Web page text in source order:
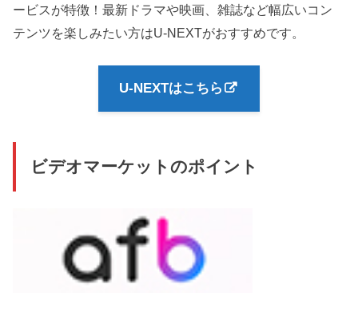
ービスが特徴！最新ドラマや映画、雑誌など幅広いコン
テンツを楽しみたい方はU-NEXTがおすすめです。
U-NEXTはこちら
ビデオマーケットのポイント